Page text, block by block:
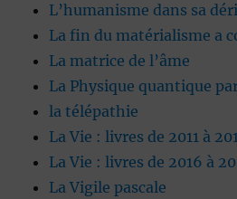
L’humanisme dans sa
La fin du matérialisme a
La matrice de l’âme
La Physique quantique
la télépathie
La Vie : livres de 2011 à
La Vie : livres de 2016 à
La Vigile pascale